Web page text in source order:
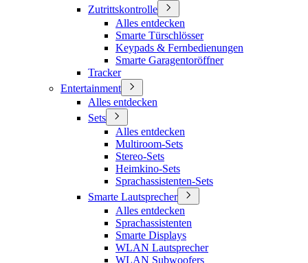
Zutrittskontrolle
Alles entdecken
Smarte Türschlösser
Keypads & Fernbedienungen
Smarte Garagentoröffner
Tracker
Entertainment
Alles entdecken
Sets
Alles entdecken
Multiroom-Sets
Stereo-Sets
Heimkino-Sets
Sprachassistenten-Sets
Smarte Lautsprecher
Alles entdecken
Sprachassistenten
Smarte Displays
WLAN Lautsprecher
WLAN Subwoofers